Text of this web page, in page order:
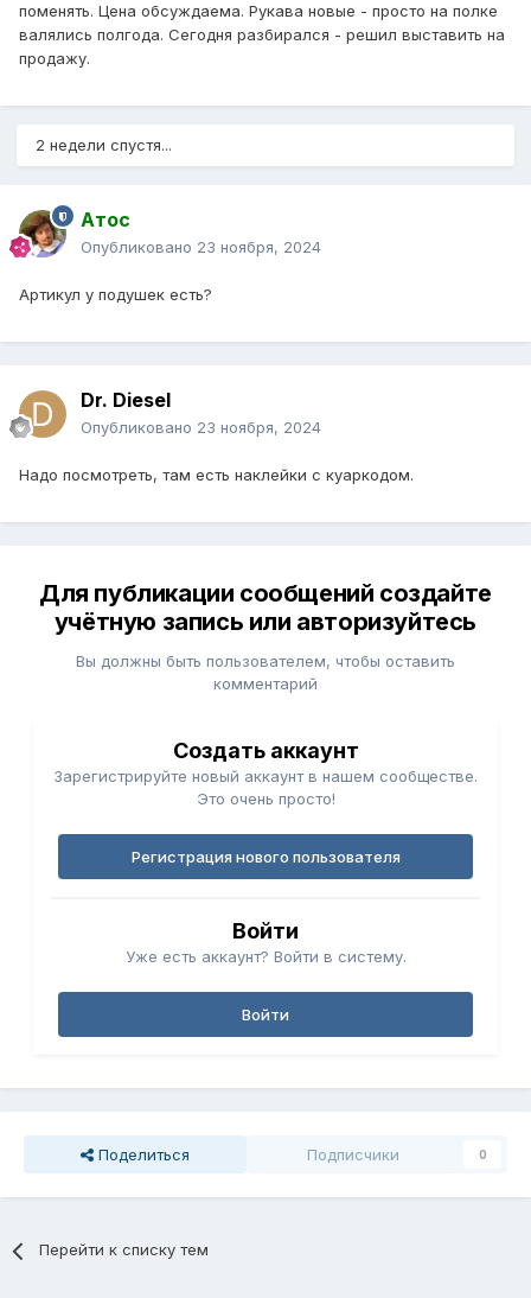
поменять. Цена обсуждаема. Рукава новые - просто на полке
валялись полгода. Сегодня разбирался - решил выставить на
продажу.
2 недели спустя...
Атос
Опубликовано 23 ноября, 2024
Артикул у подушек есть?
Dr. Diesel
Опубликовано 23 ноября, 2024
Надо посмотреть, там есть наклейки с куаркодом.
Для публикации сообщений создайте
учётную запись или авторизуйтесь
Вы должны быть пользователем, чтобы оставить
комментарий
Создать аккаунт
Зарегистрируйте новый аккаунт в нашем сообществе.
Это очень просто!
Регистрация нового пользователя
Войти
Уже есть аккаунт? Войти в систему.
Войти
Поделиться Подписчики 0
Перейти к списку тем